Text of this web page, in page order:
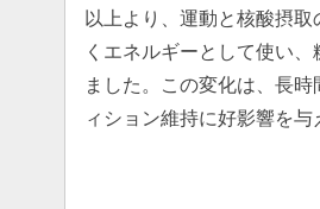
以上より、運動と核酸摂
くエネルギーとして使い
ました。この変化は、長
ィション維持に好影響を